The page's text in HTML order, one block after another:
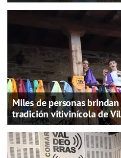
Miles de personas
tradición vitivinícola de